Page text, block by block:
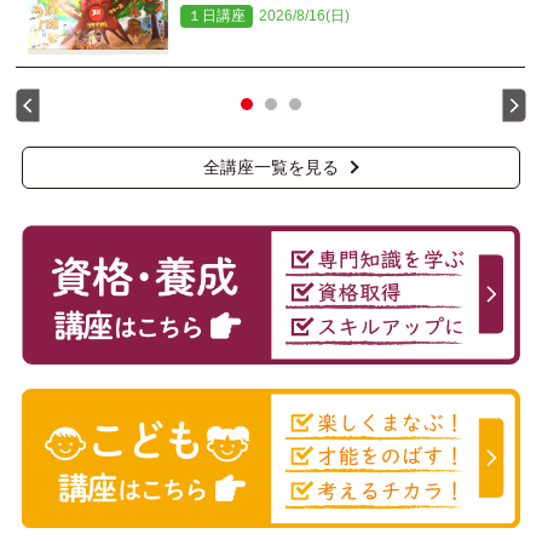
１日講座 2026/8/16(日)
全講座一覧を見る